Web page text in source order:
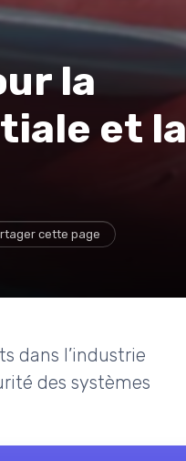
la
et la
cette page
dans l’industrie
des systèmes